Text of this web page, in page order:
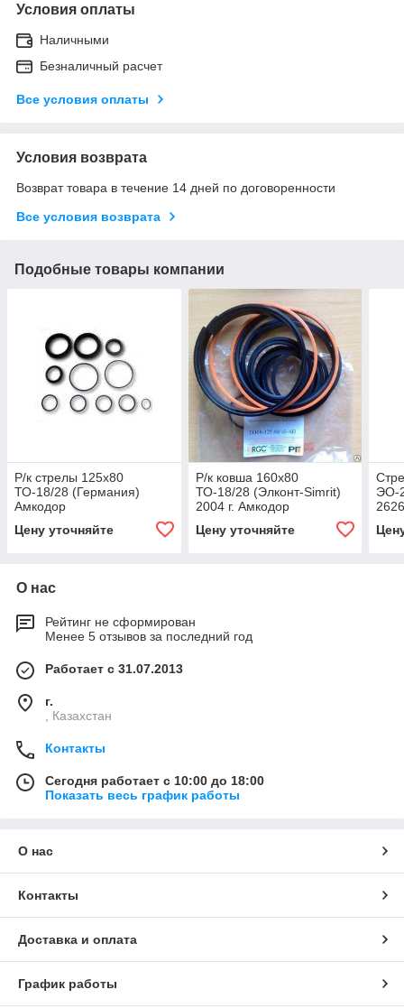
Условия оплаты
Наличными
Безналичный расчет
Все условия оплаты
Условия возврата
Возврат товара в течение 14 дней по договоренности
Все условия возврата
Подобные товары компании
Р/к стрелы 125х80
ТО-18/28 (Германия)
Амкодор
Цену уточняйте
Р/к ковша 160х80
ТО-18/28 (Элконт-Simrit)
2004 г. Амкодор
Цену уточняйте
ЭО-
О нас
Рейтинг не сформирован
Менее 5 отзывов за последний год
Работает с 31.07.2013
г.
, Казахстан
Контакты
Сегодня работает с 10:00 до 18:00
Показать весь график работы
О нас
Контакты
Доставка и оплата
График работы